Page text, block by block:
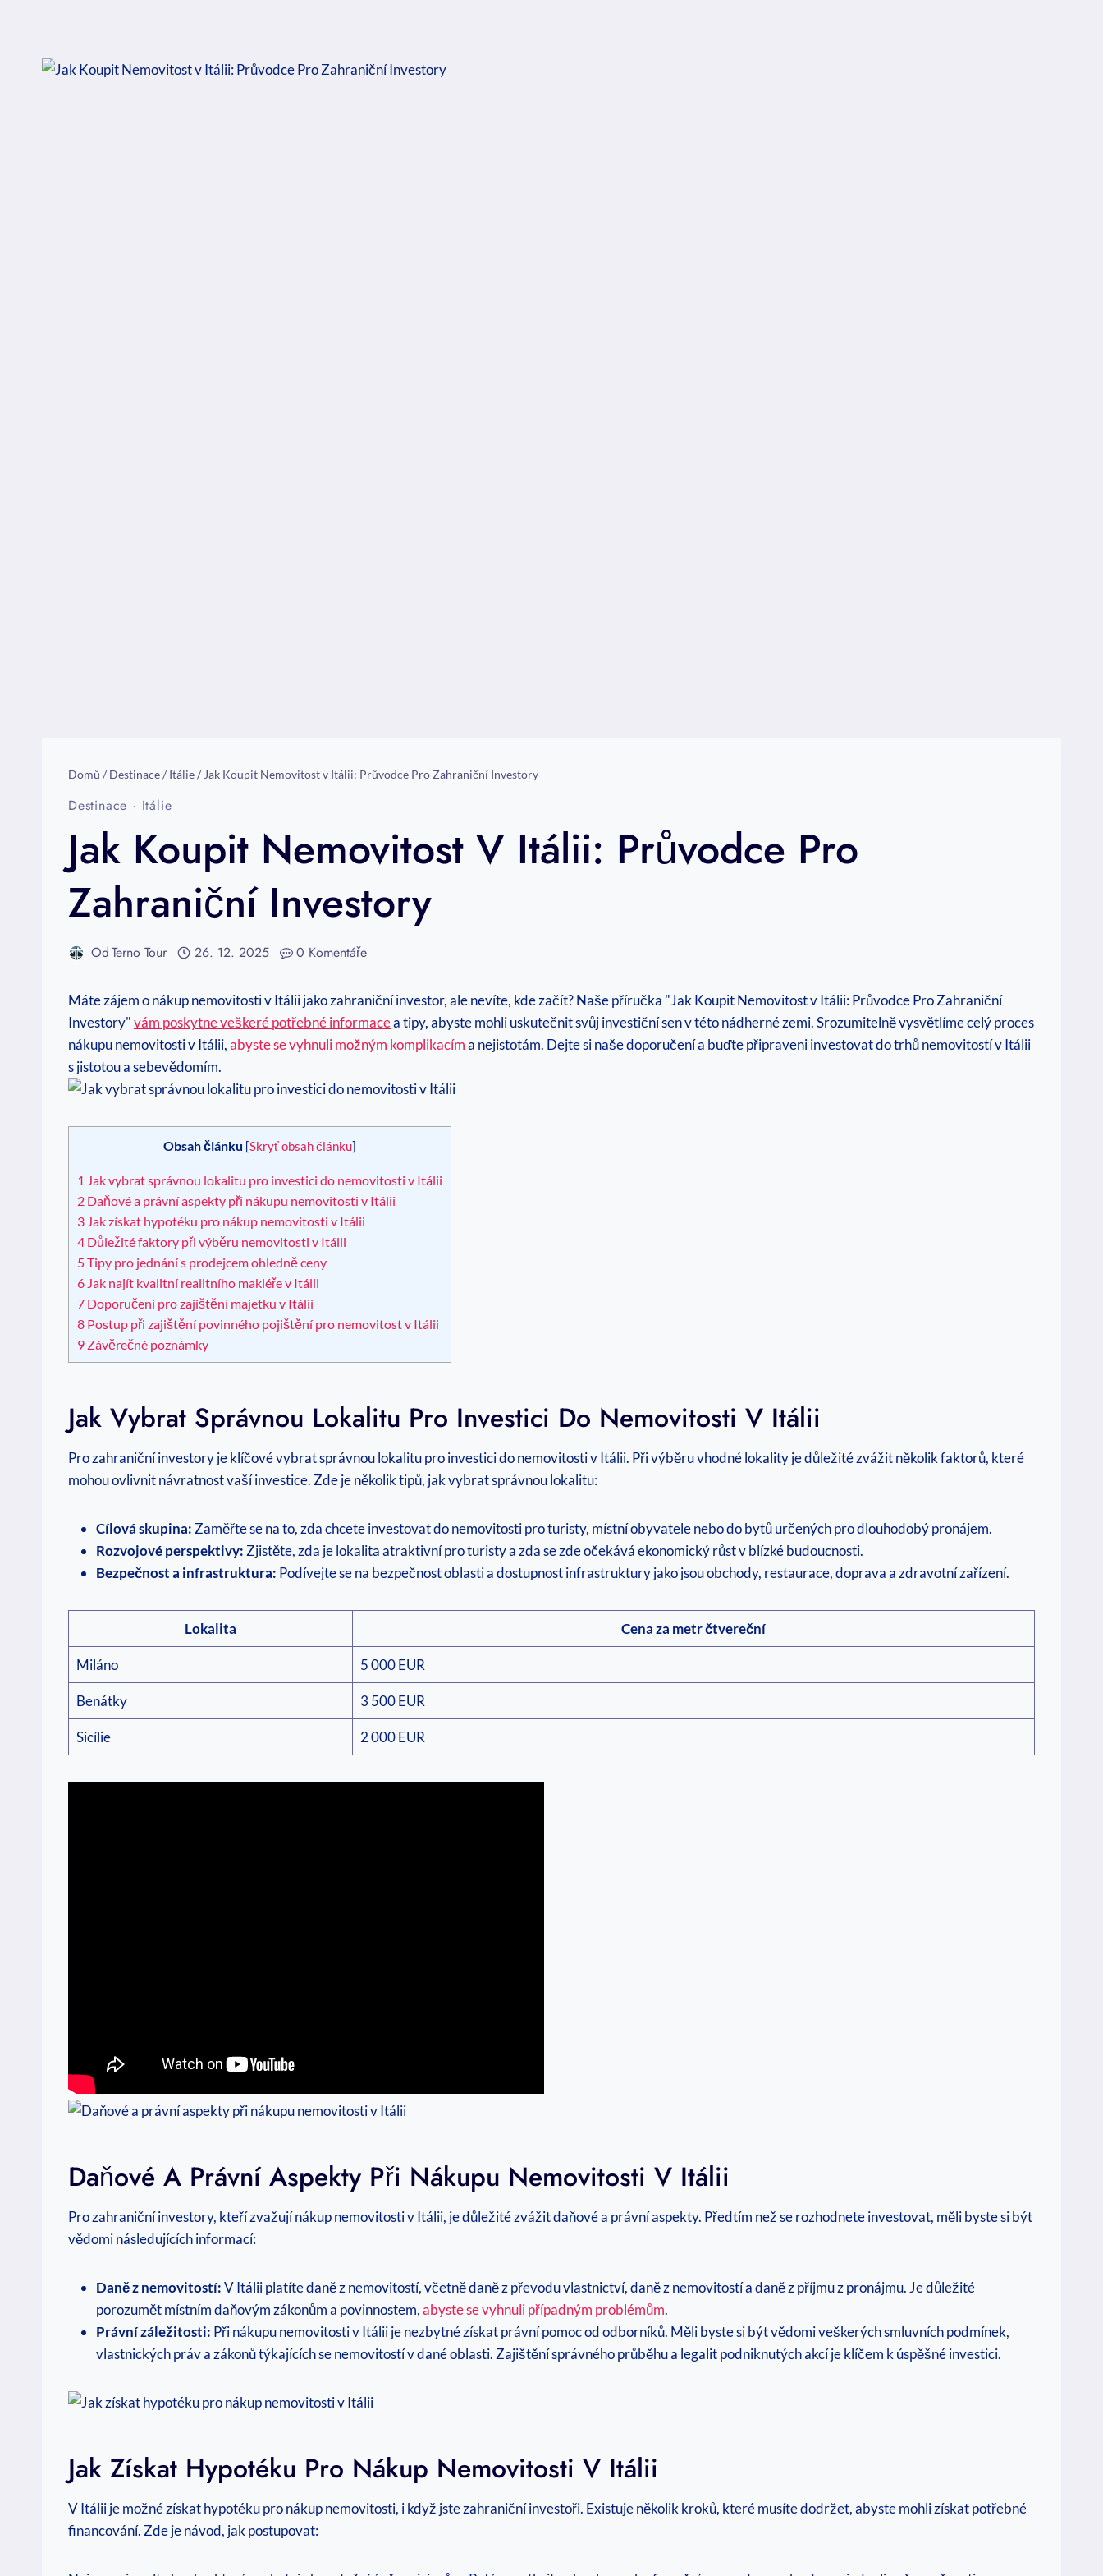
Domů / Destinace/ Itálie/ Jak Koupit Nemovitost v Itálii: Průvodce Pro Zahraniční Investory
Destinace · Itálie
Jak Koupit Nemovitost V Itálii: Průvodce Pro
Zahraniční Investory
OdTerno Tour 26. 12. 2025 0 Komentáře
Máte zájem o nákup nemovitosti v Itálii jako zahraniční investor, ale nevíte, kde začít? Naše příručka "Jak Koupit Nemovitost v Itálii: Průvodce Pro Zahraniční
Investory"vám poskytne veškeré potřebné informacea tipy, abyste mohli uskutečnit svůj investiční sen v této nádherné zemi. Srozumitelně vysvětlíme celý proces
nákupu nemovitosti v Itálii,abyste se vyhnuli možným komplikacíma nejistotám. Dejte si naše doporučení a buďte připraveni investovat do trhů nemovitostí v Itálii
s jistotou a sebevědomím.
Obsah článku [Skryť obsah článku]
1 Jak vybrat správnou lokalitu pro investici do nemovitosti v Itálii
2 Daňové a právní aspekty při nákupu nemovitosti v Itálii
3 Jak získat hypotéku pro nákup nemovitosti v Itálii
4 Důležité faktory při výběru nemovitosti v Itálii
5Tipy pro jednání s prodejcem ohledně ceny
6 Jak najít kvalitní realitního makléře v Itálii
7 Doporučení pro zajištění majetku v Itálii
8 Postup při zajištění povinného pojištění pro nemovitost v Itálii
9 Závěrečné poznámky
Jak Vybrat Správnou Lokalitu Pro Investici Do Nemovitosti V Itálii
Pro zahraniční investory je klíčové vybrat správnou lokalitu pro investici do nemovitosti v Itálii. Při výběru vhodné lokality je důležité zvážit několik faktorů, které
mohou ovlivnit návratnost vaší investice. Zde je několik tipů, jak vybrat správnou lokalitu:
Cílová skupina:Zaměřte se na to, zda chcete investovat do nemovitosti pro turisty, místní obyvatele nebo do bytů určených pro dlouhodobý pronájem.
Rozvojové perspektivy:Zjistěte, zda je lokalita atraktivní pro turisty a zda se zde očekává ekonomický růst v blízké budoucnosti.
Bezpečnost a infrastruktura: Podívejte se na bezpečnost oblasti a dostupnost infrastruktury jako jsou obchody, restaurace, doprava a zdravotní zařízení.
Lokalita Cena za metr čtvereční
Miláno 5 000 EUR
Benátky 3 500 EUR
Sicílie 2 000 EUR
Daňové A Právní Aspekty Při Nákupu Nemovitosti V Itálii
Pro zahraniční investory, kteří zvažují nákup nemovitosti v Itálii, je důležité zvážit daňové a právní aspekty. Předtím než se rozhodnete investovat, měli byste si být
vědomi následujících informací:
Daně z nemovitostí:V Itálii platíte daně z nemovitostí, včetně daně z převodu vlastnictví, daně z nemovitostí a daně z příjmu z pronájmu. Je důležité
porozumět místním daňovým zákonům a povinnostem,abyste se vyhnuli případným problémům.
Právní záležitosti: Při nákupu nemovitosti v Itálii je nezbytné získat právní pomoc od odborníků. Měli byste si být vědomi veškerých smluvních podmínek,
vlastnických práv a zákonů týkajících se nemovitostí v dané oblasti. Zajištění správného průběhu a legalit podniknutých akcí je klíčem k úspěšné investici.
Jak Získat Hypotéku Pro Nákup Nemovitosti V Itálii
V Itálii je možné získat hypotéku pro nákup nemovitosti, i když jste zahraniční investoři. Existuje několik kroků, které musíte dodržet, abyste mohli získat potřebné
financování. Zde je návod, jak postupovat: